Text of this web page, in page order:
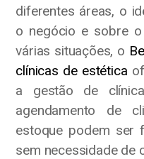
diferentes áreas, o
o negócio e sobre
várias situações, o
clínicas de estética
a gestão de
agendamento de
estoque podem ser
sem necessidade de